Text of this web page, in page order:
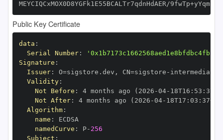
MEYCIQCxMOX0D8YGFk1E55BCALTr7qdnHdAER/
Public Key Certificate
data :
Serial Number:
Signature :
Issuer: O=sigstore.dev , CN=sigstore -
Validity:
Not Before : 4 months ago (2026 -04- 18T16 : 53 :
Not After: 4 months ago (2026 -04- 18T17 : 03 : 37+00
Algorithm:
name :
namedCurve : P- 256
Subject :